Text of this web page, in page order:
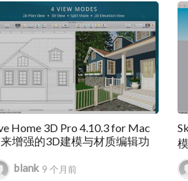
版本在 Mac 平台上提供了强大
作体验。
2000 年发布，2006 年被 Google
转向订阅制销售模式，持续
Home 3D Pro 4.10.3 for Mac
增强的3D建模与材质编辑功
blank 9 个月前